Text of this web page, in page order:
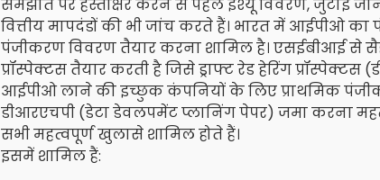
समझौते पर हस्ताक्षर करने से पहले इश्यू विवरण, जुटाई
वित्तीय मापदंडों की भी जांच करते हैं। भारत में आईपीओ
पंजीकरण विवरण तैयार करना शामिल है। एसईबीआई से
प्रॉस्पेक्टस तैयार करती है जिसे ड्राफ्ट रेड हेरिंग
आईपीओ लाने की इच्छुक कंपनियों के लिए प्राथमिक
डीआरएचपी (डेटा डेवलपमेंट प्लानिंग पेपर) जमा करना
सभी महत्वपूर्ण खुलासे शामिल होते हैं।
इसमें शामिल हैं: